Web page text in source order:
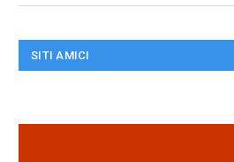
SITI AMICI